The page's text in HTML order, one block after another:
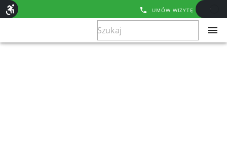
UMÓW WIZYTĘ